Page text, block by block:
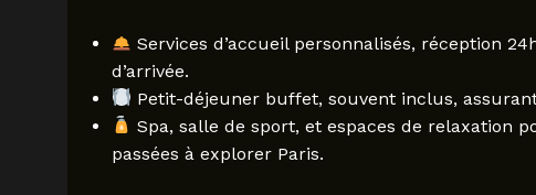
Services d’accueil personnalisés, réception
d’arrivée.
Petit-déjeuner buffet, souvent inclus,
Spa, salle de sport, et espaces de relaxation
passées à explorer Paris.